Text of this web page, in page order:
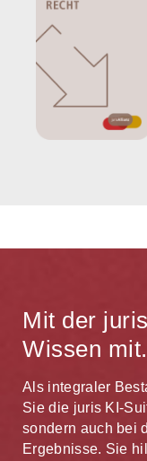
Mit der
Wissen mit.
Als integraler
Sie die juris KI-
sondern auch bei
Ergebnisse. Sie